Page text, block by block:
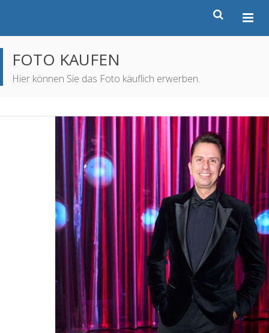
FOTO KAUFEN
Hier können Sie das Foto käuflich erwerben.